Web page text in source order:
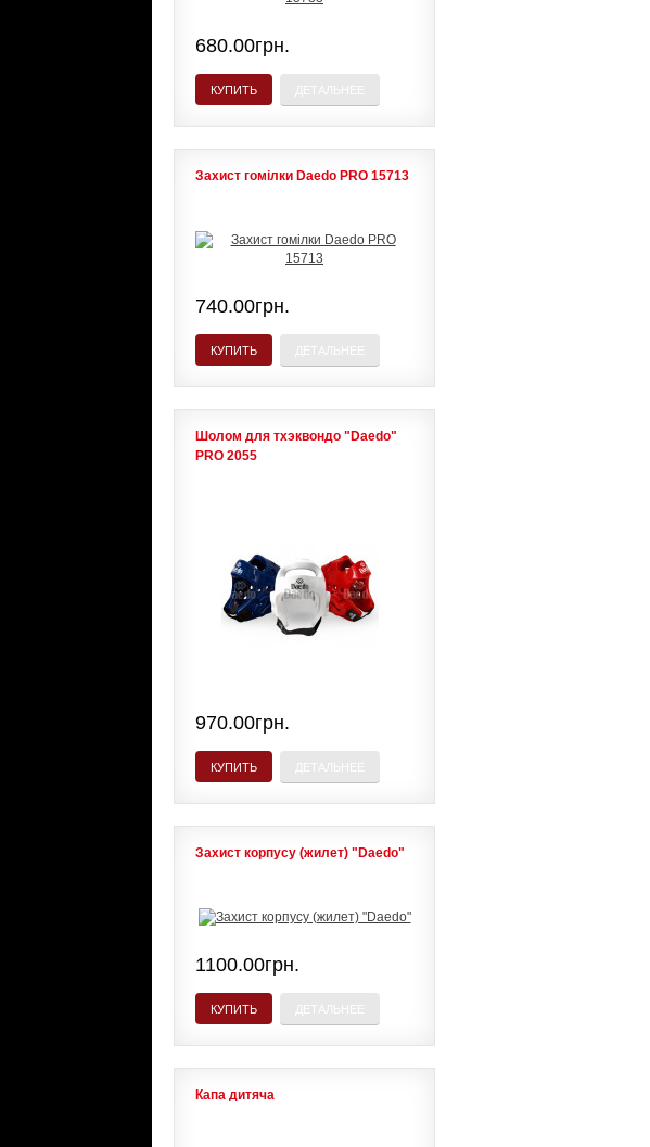
680.00грн.
КУПИТЬ
Захист гомілки Daedo PRO 15713
740.00грн.
КУПИТЬ
Шолом для тхэквондо "Daedo"
PRO 2055
970.00грн.
КУПИТЬ
Захист корпусу (жилет) "Daedo"
1100.00грн.
КУПИТЬ
Капа дитяча